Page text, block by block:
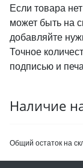
Если товара
может быть на
добавляйте
Точное
подписью и
Наличие
Общий остаток на